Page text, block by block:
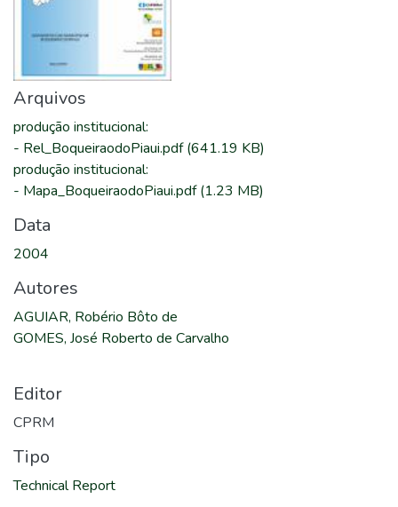
Arquivos
produção institucional:
- Rel_BoqueiraodoPiaui.pdf(641.19 KB)
produção institucional:
- Mapa_BoqueiraodoPiaui.pdf(1.23 MB)
Data
2004
Autores
AGUIAR, Robério Bôto de
GOMES, José Roberto de Carvalho
Editor
CPRM
Tipo
Technical Report